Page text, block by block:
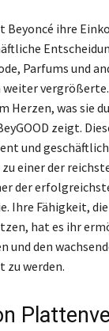
Beyoncé ihre
Parfums und
weiter
Herzen, was sie
zeigt.
und
einer der
der
Ihre Fähigkeit,
hat es ihr
und den
zu werden.